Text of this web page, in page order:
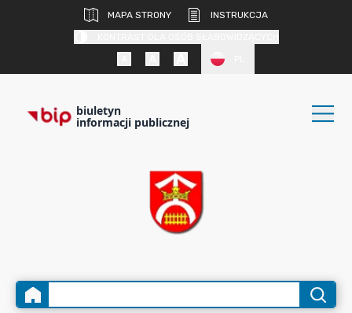
MAPA STRONY
INSTRUKCJA
biuletyn
informacji publicznej